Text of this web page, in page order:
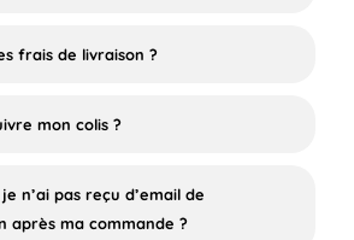
frais de livraison ?
mon colis ?
n’ai pas reçu d’email de
après ma commande ?